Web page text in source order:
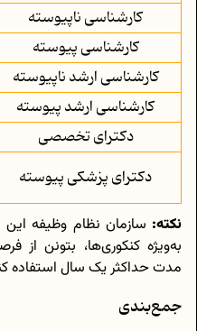
کارشناسی ناپیوسته
کارشناسی پیوسته
کارشناسی ارشد ناپیوسته
کارشناسی ارشد پیوسته
دکترای تخصصی
دکترای پزشکی پیوسته
نکته: سازمان نظام وظیفه این
به‌ویژه کنکوری‌ها، بتونن از
مدت حداکثر یک سال استفاده
جمع‌بندی